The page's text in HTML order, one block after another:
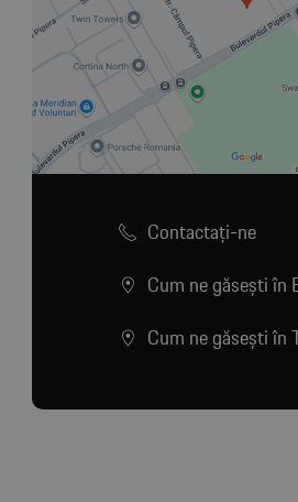
Contactaţi-ne
Cum ne găsești în
Cum ne găsești în